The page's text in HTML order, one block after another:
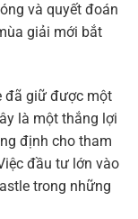
và quyết đoán
giải mới bắt
đã giữ được một
là một thắng lợi
định cho tham
đầu tư lớn vào
trong những